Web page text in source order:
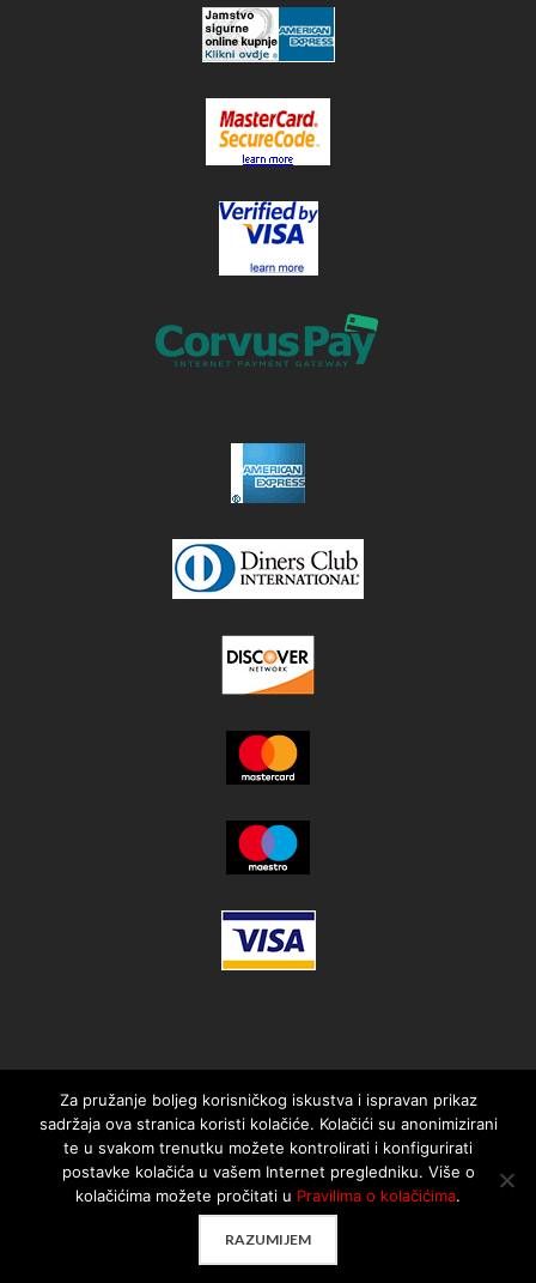
© 2021. MotorMania | Sva prava pridržana | Pravila korištenja
Za pružanje boljeg korisničkog iskustva i ispravan prikaz
sadržaja ova stranica koristi kolačiće. Kolačići su anonimizirani
te u svakom trenutku možete kontrolirati i konfigurirati
postavke kolačića u vašem Internet pregledniku. Više o
kolačićima možete pročitati u Pravilima o kolačićima.
RAZUMIJEM